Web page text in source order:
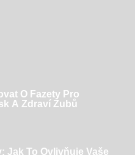
O Fazety Pro
A Zdraví Zubů
Jak To Ovlivňuje Vaše